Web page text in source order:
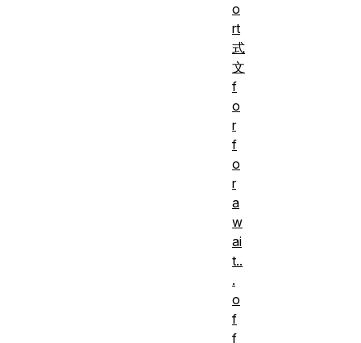
o
rt
式
文
f
o
r
f
o
r
a
w
ai
t..
.
o
f
f